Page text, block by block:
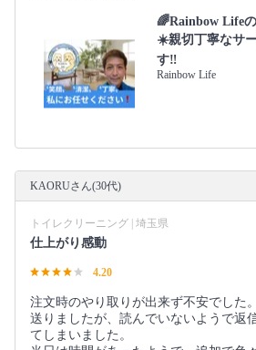
🌈Rainbow Life
☀️親切丁寧なサ
す‼️
Rainbow Life
KAORUさん(30代)
トイレクリーニング | 埼玉県
仕上がり感動
4.20
注文時のやり取りが出来ず不安でした
送りましたが、読んでいないようで返
てしまいました。